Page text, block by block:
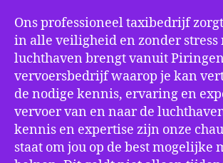
Ons professioneel taxibedrijf
in alle veiligheid en zonder stress
luchthaven brengt vanuit
vervoersbedrijf waarop je kan
de nodige kennis, ervaring en
vervoer van en naar de
kennis en expertise zijn onze
staat om jou op de best mogelijke